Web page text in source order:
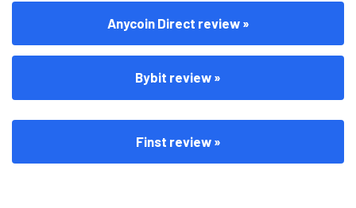
Anycoin Direct review »
Bybit review »
Finst review »